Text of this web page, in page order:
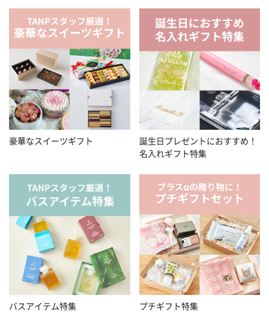
豪華なスイーツギフト
誕生日プレゼントにおすすめ！
名入れギフト特集
バスアイテム特集 プチギフト特集